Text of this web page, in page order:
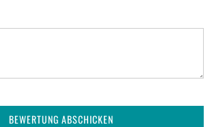
BEWERTUNG ABSCHICKEN